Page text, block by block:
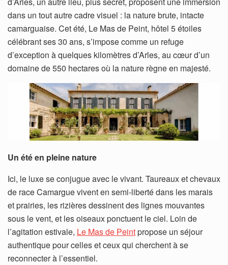
dans un tout autre cadre visuel : la nature brute, intacte
camarguaise. Cet été, Le Mas de Peint, hôtel 5 étoiles
célébrant ses 30 ans, s’impose comme un refuge
d’exception à quelques kilomètres d’Arles, au cœur d’un
domaine de 550 hectares où la nature règne en majesté.
Un été en pleine nature
Ici, le luxe se conjugue avec le vivant. Taureaux et chevaux
de race Camargue vivent en semi-liberté dans les marais
et prairies, les rizières dessinent des lignes mouvantes
sous le vent, et les oiseaux ponctuent le ciel. Loin de
l’agitation estivale, Le Mas de Peintpropose un séjour
authentique pour celles et ceux qui cherchent à se
reconnecter à l’essentiel.